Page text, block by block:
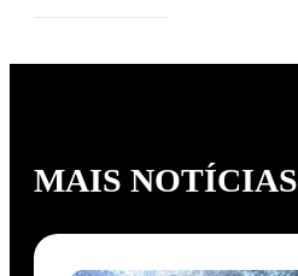
MAIS NOTÍCIAS